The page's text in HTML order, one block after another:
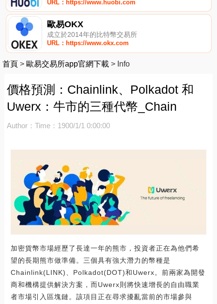
URL：https://www.huobi.com
歐易OKX
成立於2014年的比特幣交易所
URL：https://www.okx.com
首頁 > 歐易交易所app官網下載 > Info
價格預測：Chainlink、Polkadot 和
Uwerx：牛市的三種代幣_Chain
Author： Time：1900/1/1 0:00:00
加密貨幣市場經歷了長達一年的熊市，投資者正在為他們希
望的長期熊市做準備。三個具有強大潛力的幣種是
Chainlink(LINK)、Polkadot(DOT)和Uwerx。前兩家為開發
商和機構提供解決方案，而Uwerx則將快速增長的自由職業
者市場引入區塊鏈。該項目正在尋求擾亂當前的市場參與